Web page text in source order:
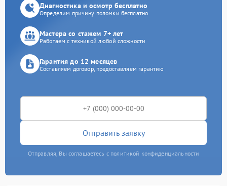
Диагностика и осмотр бесплатно
Определим причину поломки бесплатно
Мастера со стажем 7+ лет
Работаем с техникой любой сложности
Гарантия до 12 месяцев
Составляем договор, предоставляем гарантию
Отправить заявку
Отправляя, Вы соглашаетесь с политикой конфиденциальности